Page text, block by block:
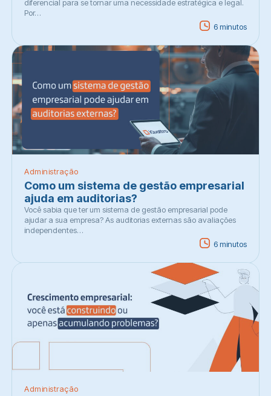
diferencial para se tornar uma necessidade estratégica e legal.
Por…
6 minutos
Administração
Como um sistema de gestão empresarial
ajuda em auditorias?
Você sabia que ter um sistema de gestão empresarial pode
ajudar a sua empresa? As auditorias externas são avaliações
independentes…
6 minutos
Administração